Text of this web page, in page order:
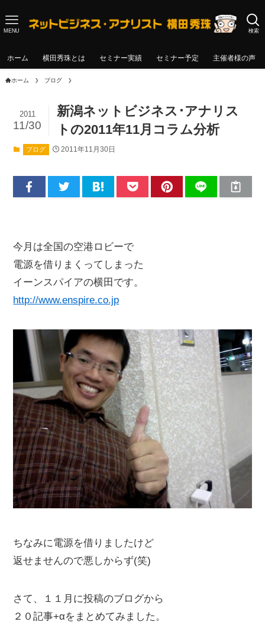
検索
MENU
ホーム 横田秀珠とは セミナー実績 セミナー予定 主催者様の声
ホーム ブログ
新潟ネットビジネス･アナリス
トの2011年11月コラム分析
2011
11/30
ブログ 2011年11月30日
今月は全国の空港ロビーで
電源を借りまくってしまった
イーンスパイアの横田です。
http://www.enspire.co.jp
ちなみに電源を借りましたけど
返せませんので悪しからず(笑)
さて、１１月に投稿のブログから
２０記事+αをまとめてみました。